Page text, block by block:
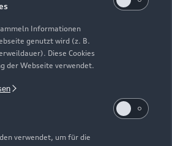
Informationen
genutzt wird (z. B.
Diese Cookies
der Webseite verwendet.
verwendet, um für die
Rechte vorbehalten
Hinweisgebersystem
Cookie-Einstellungen
EU Data Act
werden durch den Audi